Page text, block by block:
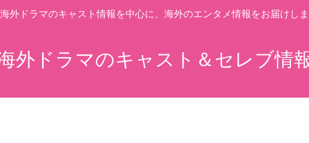
外ドラマのキャスト情報を中心に、海外のエンタメ情報をお届けし
外ドラマのキャスト＆セレブ情